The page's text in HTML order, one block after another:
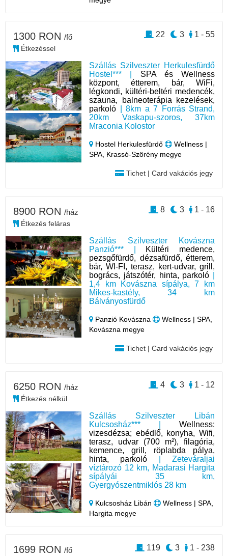
Szállás Szilveszter Herkulesfürdő
Hostel*** | SPA és Wellness
központ, étterem, bár, WiFi,
légkondi, kültéri-beltéri medencék,
szauna, balneoterápia kezelések,
parkoló | 8km a 7 Forrás Strand,
20km Vaskapu-szoros, 37km
Mraconia Kolostor
Hostel Herkulesfürdő
Wellness |
SPA, Krassó-Szörény megye
Tichet | Card vakációs jegy
1300 RON /fő
Étkezéssel
1 - 55
3
22
Szállás Szilveszter Kovászna
Panzió*** | Kültéri medence,
pezsgőfürdő, dézsafürdő, étterem,
bár, WI-FI, terasz, kert-udvar, grill,
bogrács, játszótér, hinta, parkoló
1,4 km Kovászna sípálya, 7 km
Mikes-kastély, 34 km
Bálványosfürdő
Panzió Kovászna
Wellness | SPA,
Kovászna megye
Tichet | Card vakációs jegy
8900 RON /ház
Étkezés feláras
1 - 16
3
8
Szállás Szilveszter Libán
Kulcsosház*** | Wellness:
vizesdézsa; ebédlő, konyha, Wifi,
terasz, udvar (700 m²), filagória,
kemence, grill, röplabda pálya,
hinta, parkoló | Zeteváraljai
víztározó 12 km, Madarasi Hargita
sípályái 35 km,
Gyergyószentmiklós 28 km
Kulcsosház Libán
Wellness | SPA,
Hargita megye
6250 RON /ház
Étkezés nélkül
1 - 12
3
4
1699 RON /fő 1 - 238
3
119